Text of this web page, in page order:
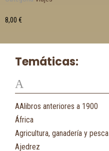
Temáticas:
A
AAlibros anteriores a 1900
África
Agricultura, ganadería y pesca
Ajedrez
8,00 €